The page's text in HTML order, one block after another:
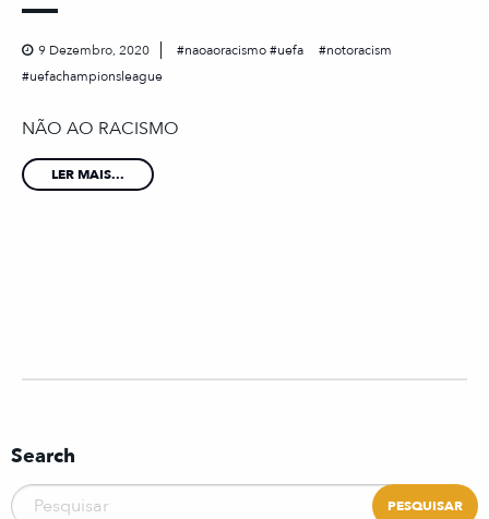
9 Dezembro, 2020 naoaoracismo #uefa
notoracism
uefachampionsleague
NÃO AO RACISMO
LER MAIS...
Search